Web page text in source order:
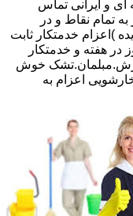
و ایرانی تماس
تمام نقاط و در
)اعزام خدمتکار ثابت
(خانم)از 1 روز درهفته تا 6 روز در هفته و خدمتکار
خوش
اعزام به